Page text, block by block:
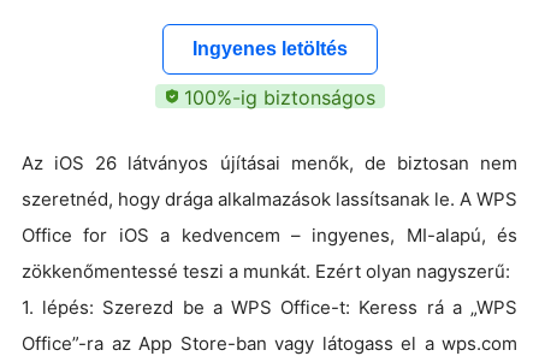
Ingyenes letöltés
100%-ig biztonságos
Az iOS 26 látványos újításai menők, de biztosan nem
szeretnéd, hogy drága alkalmazások lassítsanak le. A WPS
Office for iOS a kedvencem – ingyenes, MI-alapú, és
zökkenőmentessé teszi a munkát. Ezért olyan nagyszerű:
1. lépés: Szerezd be a WPS Office-t: Keress rá a „WPS
Office”-ra az App Store-ban vagy látogass el a wps.com